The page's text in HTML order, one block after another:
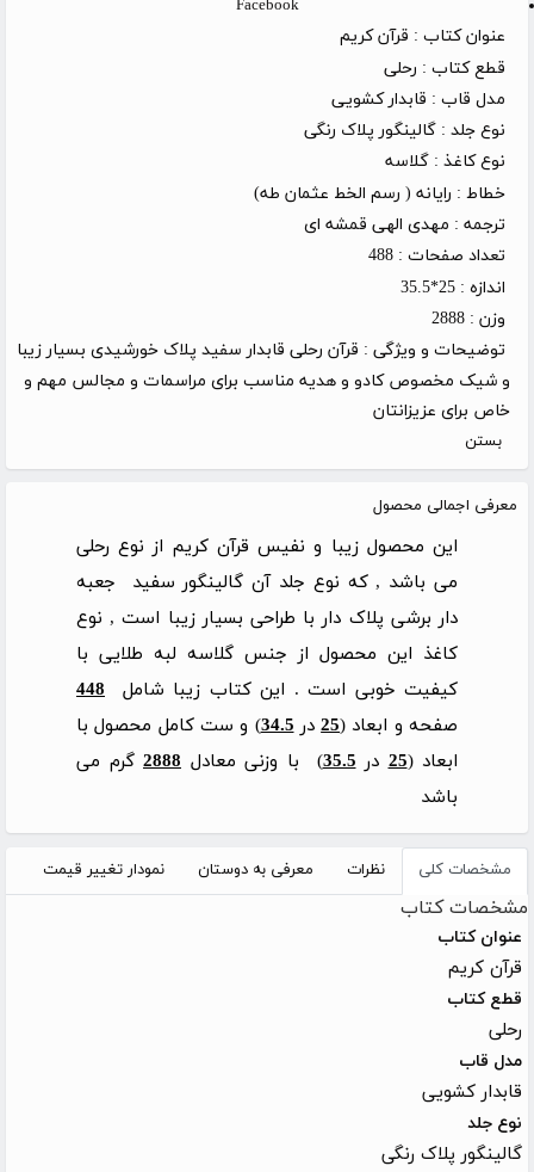
Facebook
عنوان کتاب : قرآن کریم
قطع کتاب : رحلی
مدل قاب : قابدار کشویی
نوع جلد : گالینگور پلاک رنگی
نوع کاغذ : گلاسه
خطاط : رایانه ( رسم الخط عثمان طه)
ترجمه : مهدی الهی قمشه ای
تعداد صفحات : 488
اندازه : 25*35.5
وزن : 2888
توضیحات و ویژگی : قرآن رحلی قابدار سفید پلاک خورشیدی بسیار زیبا
و شیک مخصوص کادو و هدیه مناسب برای مراسمات و مجالس مهم و
خاص برای عزیزانتان
بستن
معرفی اجمالی محصول
این محصول زیبا و نفیس قرآن کریم از نوع رحلی
می باشد , که نوع جلد آن گالینگور سفید جعبه
دار برشی پلاک دار با طراحی بسیار زیبا است , نوع
کاغذ این محصول از جنس گلاسه لبه طلایی با
کیفیت خوبی است . این کتاب زیبا شامل 448
صفحه و ابعاد (25در34.5) و ست کامل محصول با
ابعاد (25در35.5) با وزنی معادل 2888 گرم می
باشد
مشخصات کلی نظرات معرفی به دوستان نمودار تغییر قیمت
مشخصات کتاب
عنوان کتاب
قرآن کریم
قطع کتاب
رحلی
مدل قاب
قابدار کشویی
نوع جلد
گالینگور پلاک رنگی